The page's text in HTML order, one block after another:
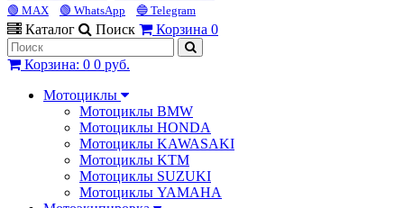
🟢 MAX 🟢 WhatsApp 🔵 Telegram
Каталог Поиск Корзина 0
Корзина: 0 0 руб.
Мотоциклы
Мотоциклы BMW
Мотоциклы HONDA
Мотоциклы KAWASAKI
Мотоциклы KTM
Мотоциклы SUZUKI
Мотоциклы YAMAHA